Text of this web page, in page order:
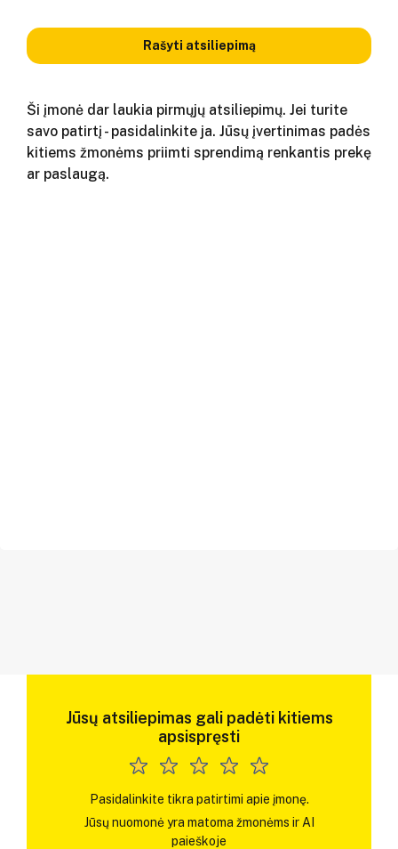
Rašyti atsiliepimą
Ši įmonė dar laukia pirmųjų atsiliepimų. Jei turite
savo patirtį - pasidalinkite ja. Jūsų įvertinimas padės
kitiems žmonėms priimti sprendimą renkantis prekę
ar paslaugą.
Jūsų atsiliepimas gali padėti kitiems
apsispręsti
Pasidalinkite tikra patirtimi apie įmonę.
Jūsų nuomonė yra matoma žmonėms ir AI
paieškoje